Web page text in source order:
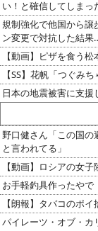
い！と確信してしま
規制強化で他国から譲
ン変更で対抗した結
【動画】ピザを食う
【SS】花帆「つぐみ
日本の地震被害に支援
野口健さん「この国の
と言われてる」
【動画】ロシアの女
お手軽釣具作ったやで
【朗報】タバコのポ
パイレーツ・オブ・